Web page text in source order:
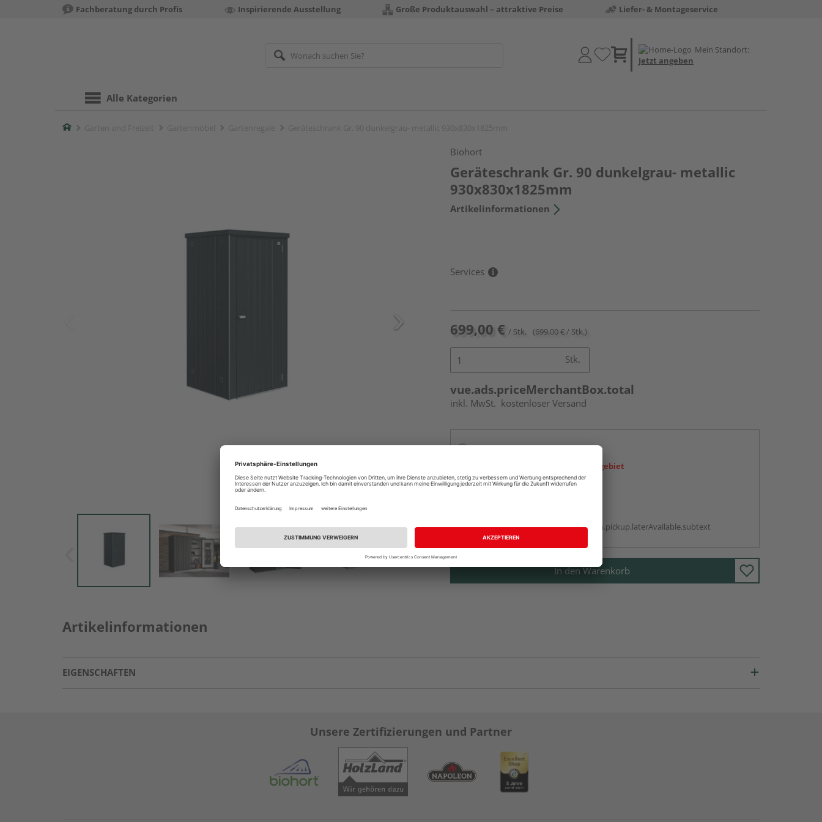
Fachberatung durch Profis Inspirierende Ausstellung Große Produktauswahl – attraktive Preise Liefer- & Montageservice
Mein Standort:
Jetzt angeben
Alle Kategorien
Home
Biohort
Geräteschrank Gr. 90 dunkelgrau- metallic
930x830x1825mm
Artikelinformationen
Services
699,00 € / Stk. (699,00 € / Stk.)
Stk.
vue.ads.priceMerchantBox.total
inkl. MwSt. kostenloser Versand
Online bestellen
Ihr Standort ist nicht im Liefergebiet
vue.ads.priceMerchantBox.option.pickup.laterAvailable.subtext
In den Warenkorb
Artikelinformationen
EIGENSCHAFTEN
Unsere Zertifizierungen und Partner